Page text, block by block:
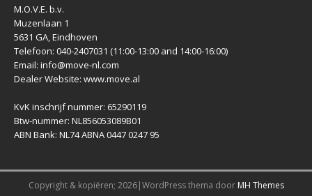
M.O.V.E. b.v.
Muzenlaan 1
5631 GA, Eindhoven
Telefoon: 040-2407031 (11:00-13:00 and 14:00-16:00)
Email: info@move-nl.com
Dealer Website: www.move.al
KvK inschrijf nummer: 65290119
Btw-nummer: NL856053089B01
ABN Bank: NL74 ABNA 0447 0247 95
Copyright & kopiëren; 2026|WordPress thema door MH Themes